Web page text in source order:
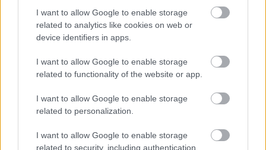
I want to allow Google to enable storage
related to analytics like cookies on web or
device identifiers in apps.
I want to allow Google to enable storage
related to functionality of the website or app.
I want to allow Google to enable storage
related to personalization.
I want to allow Google to enable storage
related to security, including authentication
ποιότητα είναι εμφανής σε κάθε στάδιο της
οινοποίησης, από τον αμπελώνα μέχρι το
μπουκάλι.
Εδώ συναντάμε πολυπλοκότητα στη γεύση, με τα
φρούτα στη μύτη να επιβεβαιώνονται, νότες
μαρμελάδας, γλυκών μπαχαρικών αλλά και
μακρά πιπεράτη επίγευση συνδυάζονται με